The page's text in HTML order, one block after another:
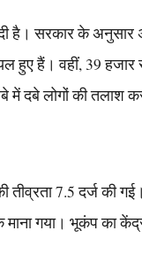
दी है। सरकार के
हुए हैं। वहीं, 39 हजार
में दबे लोगों की तलाश
तीव्रता 7.5 दर्ज की
गया। भूकंप का